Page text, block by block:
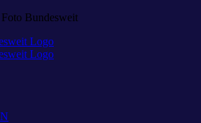
Bundesweit